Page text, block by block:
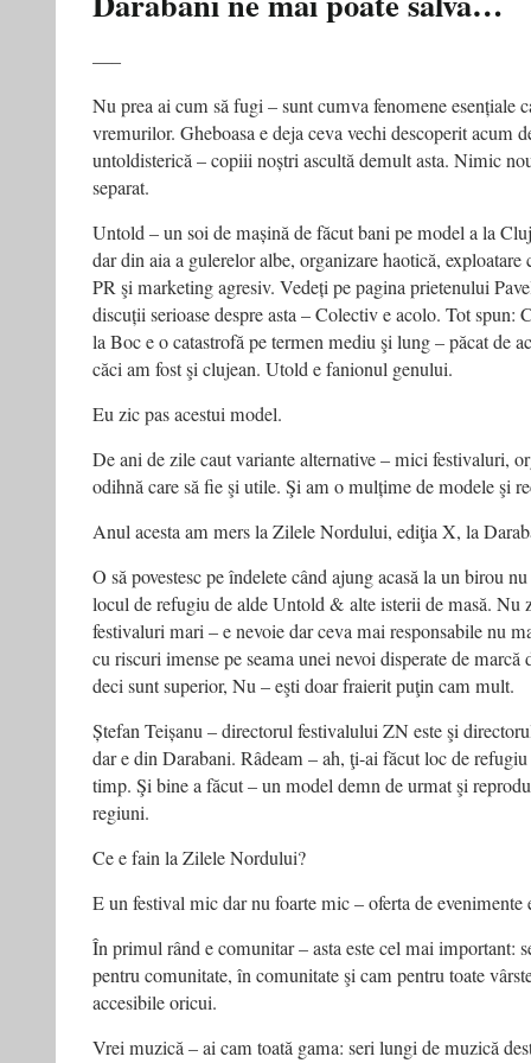
susține.
desparte
—–
Nu prea ai cum să fugi – sunt cumva fenomene esențiale
vremurilor. Gheboasa e deja ceva vechi descoperit acum
untoldisterică – copiii noștri ascultă demult asta. Nimic
separat.
Untold – un soi de mașină de făcut bani pe model a la
dar din aia a gulerelor albe, organizare haotică,
PR şi marketing agresiv. Vedeți pe pagina prietenului
discuții serioase despre asta – Colectiv e acolo. Tot spun:
la Boc e o catastrofă pe termen mediu şi lung – păcat de
căci am fost şi clujean. Utold e fanionul genului.
Eu zic pas acestui model.
De ani de zile caut variante alternative – mici festivaluri,
odihnă care să fie şi utile. Şi am o mulțime de modele şi
Anul acesta am mers la Zilele Nordului, ediţia X, la
O să povestesc pe îndelete când ajung acasă la un birou
locul de refugiu de alde Untold & alte isterii de masă. Nu
festivaluri mari – e nevoie dar ceva mai responsabile nu
cu riscuri imense pe seama unei nevoi disperate de marcă
deci sunt superior, Nu – eşti doar fraierit puţin cam mult.
Ștefan Teișanu – directorul festivalului ZN este şi
dar e din Darabani. Râdeam – ah, ţi-ai făcut loc de
timp. Şi bine a făcut – un model demn de urmat şi
regiuni.
Ce e fain la Zilele Nordului?
E un festival mic dar nu foarte mic – oferta de evenimente
În primul rând e comunitar – asta este cel mai important:
pentru comunitate, în comunitate şi cam pentru toate
accesibile oricui.
Vrei muzică – ai cam toată gama: seri lungi de muzică